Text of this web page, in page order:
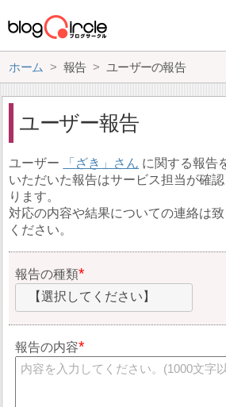
ホーム 報告 ユーザーの報告
ユーザー報告
ユーザー ざき
に関する報告
いただいた報告はサービス担当が確
ります。
対応の内容や結果についての連絡は
ください。
報告の種類
【選択してください】
報告の内容